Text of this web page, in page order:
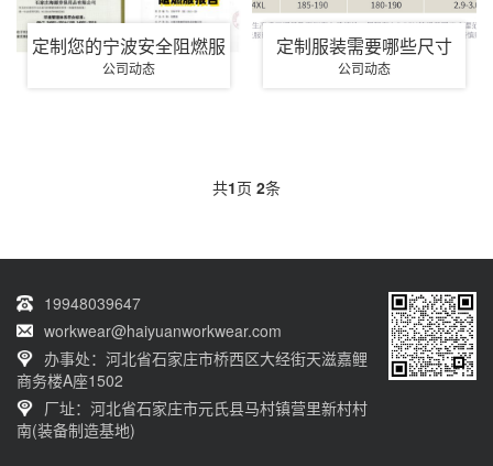
定制您的宁波安全阻燃服
公司动态
定制服装需要哪些尺寸
公司动态
共1页 2条
19948039647
workwear@haiyuanworkwear.com
办事处：河北省石家庄市桥西区大经街天滋嘉鲤
商务楼A座1502
厂址：河北省石家庄市元氏县马村镇营里新村村
南(装备制造基地)